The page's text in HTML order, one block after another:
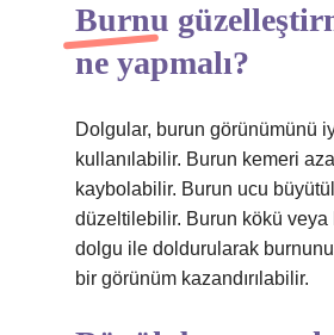
Burnu
ne yapmalı?
Dolgular, burun görünümünü
kullanılabilir. Burun kemeri
kaybolabilir. Burun ucu
düzeltilebilir. Burun kökü veya
dolgu ile doldurularak
bir görünüm kazandırılabilir.